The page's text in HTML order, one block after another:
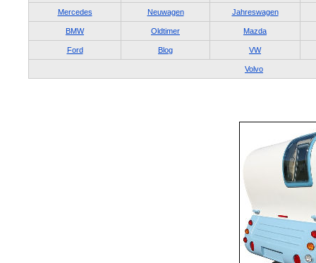
Mercedes Neuwagen Jahreswagen
BMW Oldtimer Mazda
Ford Blog VW
Volvo